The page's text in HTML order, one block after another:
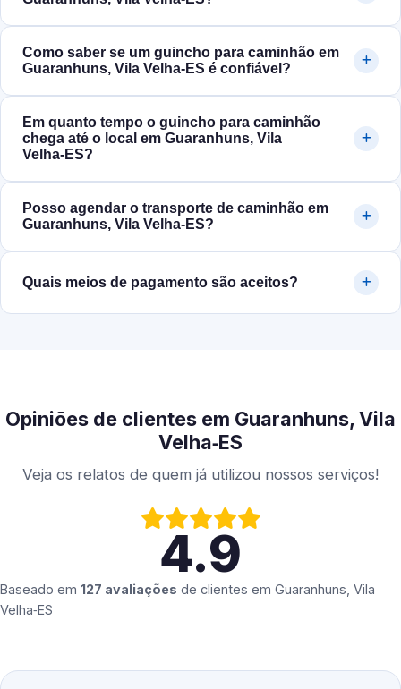
Como saber se um guincho para caminhão em
Guaranhuns, Vila Velha‑ES é confiável?
Em quanto tempo o guincho para caminhão
chega até o local em Guaranhuns, Vila
Velha‑ES?
Posso agendar o transporte de caminhão em
Guaranhuns, Vila Velha‑ES?
Quais meios de pagamento são aceitos?
Opiniões de clientes em Guaranhuns, Vila
Velha‑ES
Veja os relatos de quem já utilizou nossos serviços!
4.9
Baseado em 127 avaliações de clientes em Guaranhuns, Vila
Velha‑ES